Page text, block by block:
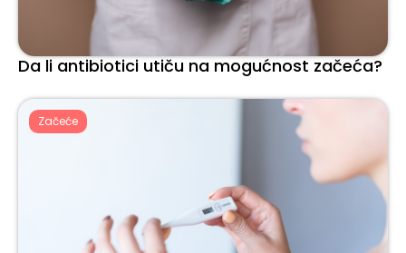
Da li antibiotici utiču na mogućnost začeća?
Začeće